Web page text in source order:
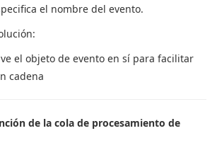
el nombre del evento.
el objeto de evento en sí para facilitar
cadena
de la cola de procesamiento de